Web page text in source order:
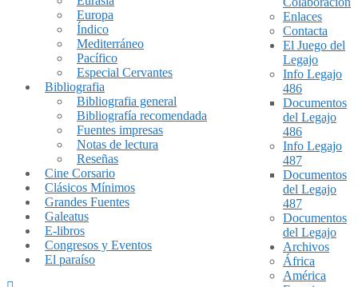
Europa
Índico
Mediterráneo
Pacífico
Especial Cervantes
Bibliografia
Bibliografia general
Bibliografía recomendada
Fuentes impresas
Notas de lectura
Reseñas
Cine Corsario
Clásicos Mínimos
Grandes Fuentes
Galeatus
E-libros
Congresos y Eventos
El paraíso
Enlaces
Contacta
El Juego del
Legajo
Info Legajo
486
Documentos
del Legajo
486
Info Legajo
487
Documentos
del Legajo
487
Documentos
del Legajo
Archivos
África
América